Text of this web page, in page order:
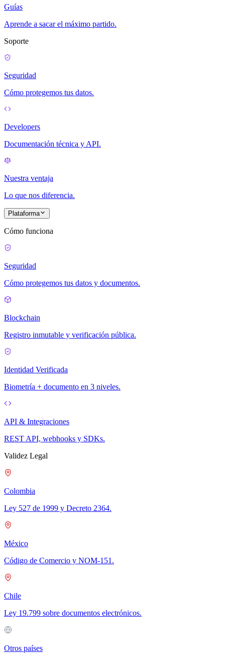
Guías
Aprende a sacar el máximo partido.
Soporte
Seguridad
Cómo protegemos tus datos.
Developers
Documentación técnica y API.
Nuestra ventaja
Lo que nos diferencia.
Plataforma
Cómo funciona
Seguridad
Cómo protegemos tus datos y documentos.
Blockchain
Registro inmutable y verificación pública.
Identidad Verificada
Biometría + documento en 3 niveles.
API & Integraciones
REST API, webhooks y SDKs.
Validez Legal
Colombia
Ley 527 de 1999 y Decreto 2364.
México
Código de Comercio y NOM-151.
Chile
Ley 19.799 sobre documentos electrónicos.
Otros países